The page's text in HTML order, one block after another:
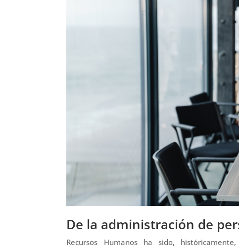
De la administración de
Recursos Humanos ha sido,